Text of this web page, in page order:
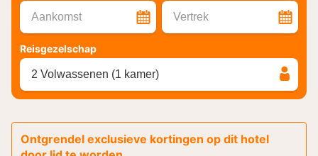
Aankomst Vertrek
Reisgezelschap
2 Volwassenen (1 kamer)
Ontgrendel exclusieve kortingen op dit hotel